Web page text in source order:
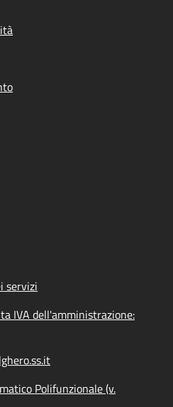
servizi
IVA dell'amministrazione:
Polifunzionale (v.